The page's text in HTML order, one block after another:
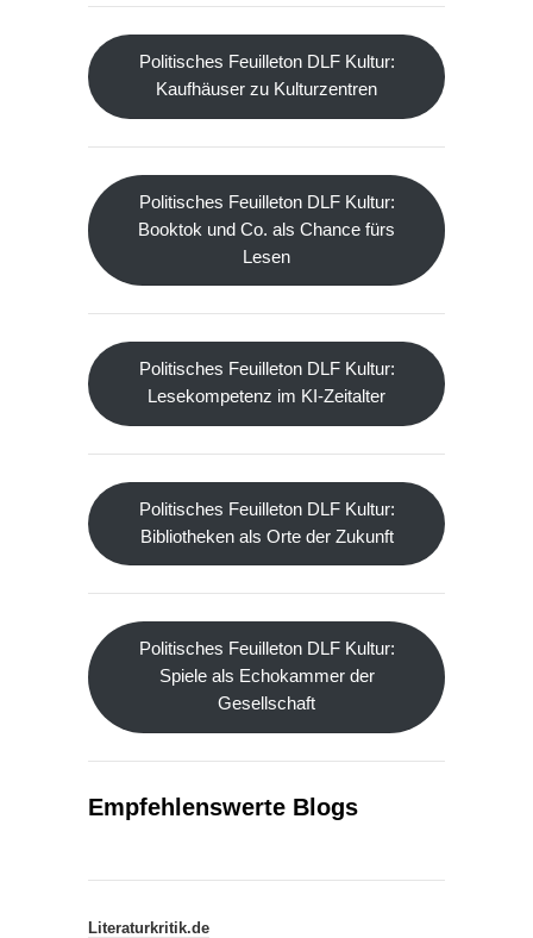
Politisches Feuilleton DLF Kultur:
Kaufhäuser zu Kulturzentren
Politisches Feuilleton DLF Kultur:
Booktok und Co. als Chance fürs
Lesen
Politisches Feuilleton DLF Kultur:
Lesekompetenz im KI-Zeitalter
Politisches Feuilleton DLF Kultur:
Bibliotheken als Orte der Zukunft
Politisches Feuilleton DLF Kultur:
Spiele als Echokammer der
Gesellschaft
Empfehlenswerte Blogs
Literaturkritik.de